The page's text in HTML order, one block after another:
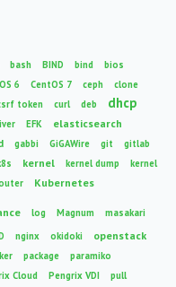
bash BIND bind
bios
6 CentOS 7 ceph clone
token curl deb dhcp
EFK elasticsearch
gabbi GiGAWire git
gitlab
kernel kernel dump
kernel
Kubernetes
log Magnum
masakari
nginx okidoki openstack
package
paramiko
Cloud Pengrix VDI
pull